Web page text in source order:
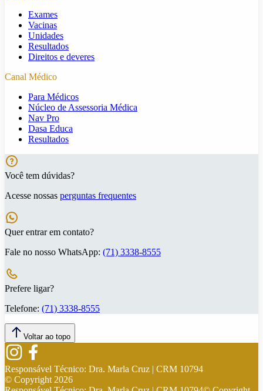
Exames
Vacinas
Unidades
Resultados
Direitos e deveres
Canal Médico
Para Médicos
Núcleo de Assessoria Médica
Nav Pro
Dasa Educa
Resultados
Você tem dúvidas?
Acesse nossas perguntas frequentes
Quer entrar em contato?
Fale no nosso WhatsApp: (71) 3338-8555
Prefere ligar?
Telefone: (71) 3338-8555
Voltar ao topo
Responsável Técnico: Dra. Marla Cruz | CRM 10794
© Copyright 2026